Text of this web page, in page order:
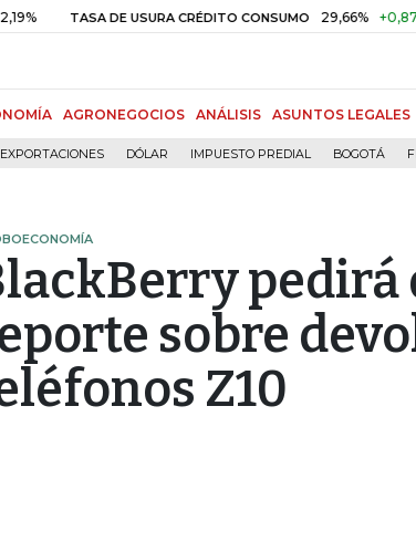
TASA DE USURA CRÉDITO CONSUMO 29,66% +0,87%
AGRONEGOCIOS ANÁLISIS ASUNTOS LEGALES
EXPORTACIONES DÓLAR IMPUESTO PREDIAL BOGOTÁ
pedirá
sobre
Z10